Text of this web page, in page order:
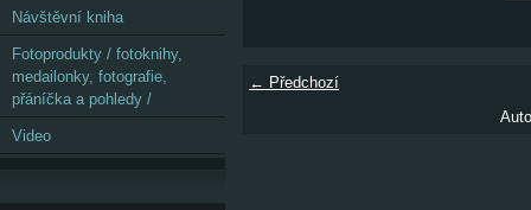
← Předchozí
Návštěvní kniha
Fotoprodukty / fotoknihy,
medailonky, fotografie,
přáníčka a pohledy /
Video